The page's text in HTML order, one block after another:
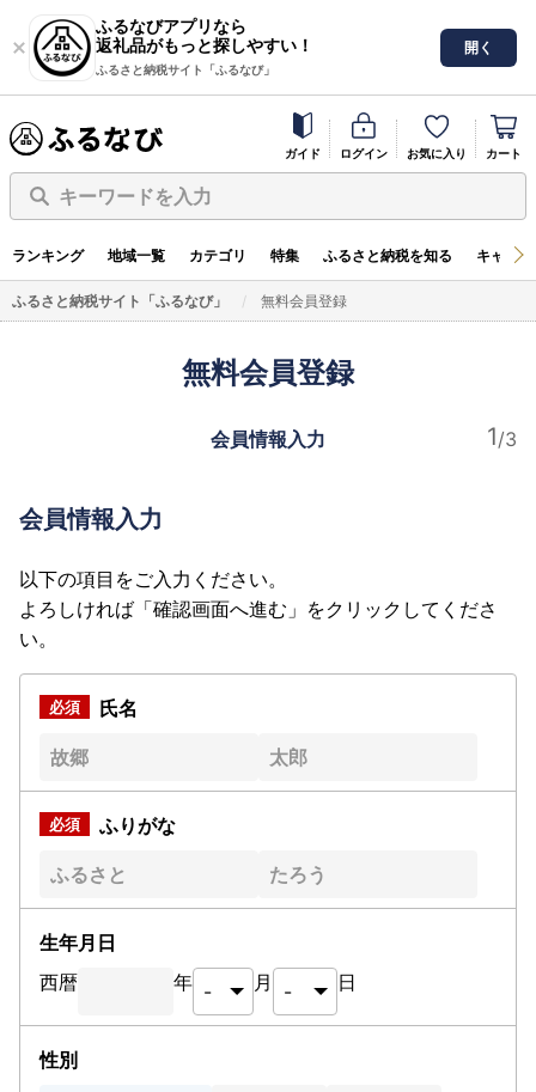
ふるなびアプリなら
返礼品がもっと探しやすい！
ふるさと納税サイト「ふるなび」
開く
ガイド ログイン お気に入り カート
キーワードを入力
ランキング 地域一覧 カテゴリ 特集 ふるさと納税を知る キャン
ふるさと納税サイト「ふるなび」 無料会員登録
無料会員登録
会員情報入力
会員情報入力
以下の項目をご入力ください。
よろしければ「確認画面へ進む」をクリックしてくださ
い。
氏名
ふりがな
生年月日
西暦
年 月 日
性別